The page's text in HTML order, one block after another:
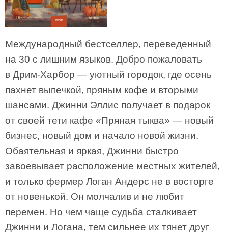
Международный бестселлер, переведенный
на 30 с лишним языков. Добро пожаловать
в Дрим-Харбор — уютный городок, где осень
пахнет выпечкой, пряным кофе и вторыми
шансами. Джинни Эллис получает в подарок
от своей тети кафе «Пряная тыква» — новый
бизнес, новый дом и начало новой жизни.
Обаятельная и яркая, Джинни быстро
завоевывает расположение местных жителей,
и только фермер Логан Андерс не в восторге
от новенькой. Он молчалив и не любит
перемен. Но чем чаще судьба сталкивает
Джинни и Логана, тем сильнее их тянет друг